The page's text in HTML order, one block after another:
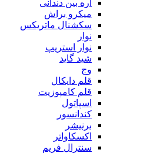
اره بین دندانی
میکرو براش
سکشنال ماتریکس
نوار
نوار استریپ
شید گاید
وج
قلم دایکال
قلم کامپوزیت
اسپاتول
کندانسور
برنیشر
اکسکاواتر
سنترال فریم